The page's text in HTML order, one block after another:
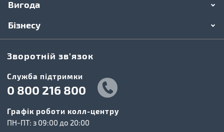
Вигода
Бізнесу
Зворотній зв'язок
Cлужба підтримки
0 800 216 800
Графік роботи колл-центру
ПН-ПТ: з 09:00 до 20:00